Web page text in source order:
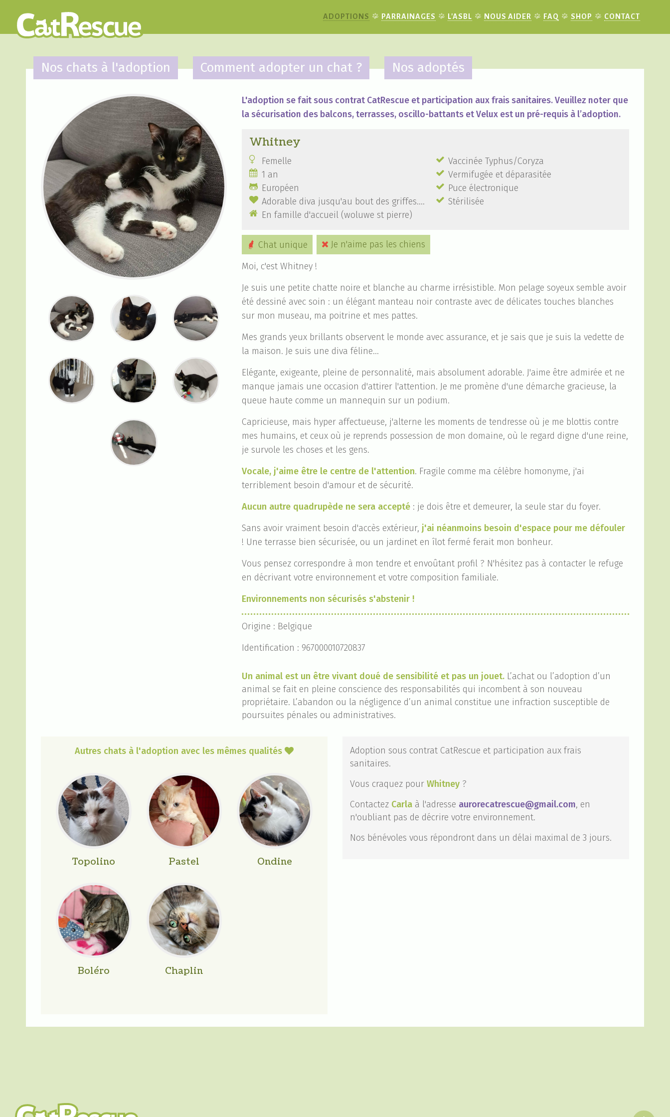
ADOPTIONS PARRAINAGES L'ASBL NOUS AIDER FAQ SHOP CONTACT
Nos chats à l'adoption Comment adopter un chat ? Nos adoptés
L'adoption se fait sous contrat CatRescue et participation aux frais sanitaires. Veuillez noter que
la sécurisation des balcons, terrasses, oscillo-battants et Velux est un pré-requis à l’adoption.
Whitney
 Femelle  Vaccinée Typhus/Coryza
 1 an  Vermifugée et déparasitée
 Européen  Puce électronique
 Adorable diva jusqu'au bout des griffes....  Stérilisée
 En famille d'accueil (woluwe st pierre)
Chat unique  Je n'aime pas les chiens
Moi, c'est Whitney !
Je suis une petite chatte noire et blanche au charme irrésistible. Mon pelage soyeux semble avoir
été dessiné avec soin : un élégant manteau noir contraste avec de délicates touches blanches
sur mon museau, ma poitrine et mes pattes.
Mes grands yeux brillants observent le monde avec assurance, et je sais que je suis la vedette de
la maison. Je suis une diva féline...
Elégante, exigeante, pleine de personnalité, mais absolument adorable. J'aime être admirée et ne
manque jamais une occasion d'attirer l'attention. Je me promène d'une démarche gracieuse, la
queue haute comme un mannequin sur un podium.
Capricieuse, mais hyper affectueuse, j'alterne les moments de tendresse où je me blottis contre
mes humains, et ceux où je reprends possession de mon domaine, où le regard digne d'une reine,
je survole les choses et les gens.
Vocale, j'aime être le centre de l'attention. Fragile comme ma célèbre homonyme, j'ai
terriblement besoin d'amour et de sécurité.
Aucun autre quadrupède ne sera accepté : je dois être et demeurer, la seule star du foyer.
Sans avoir vraiment besoin d'accès extérieur, j'ai néanmoins besoin d'espace pour me défouler
! Une terrasse bien sécurisée, ou un jardinet en îlot fermé ferait mon bonheur.
Vous pensez correspondre à mon tendre et envoûtant profil ? N'hésitez pas à contacter le refuge
en décrivant votre environnement et votre composition familiale.
Environnements non sécurisés s'abstenir !
Origine : Belgique
Identification : 967000010720837
Un animal est un être vivant doué de sensibilité et pas un jouet. L’achat ou l’adoption d’un
animal se fait en pleine conscience des responsabilités qui incombent à son nouveau
propriétaire. L’abandon ou la négligence d’un animal constitue une infraction susceptible de
poursuites pénales ou administratives.
Autres chats à l'adoption avec les mêmes qualités 
Topolino Pastel Ondine
Boléro Chaplin
Adoption sous contrat CatRescue et participation aux frais
sanitaires.
Vous craquez pour Whitney ?
Contactez Carla à l'adresse aurorecatrescue@gmail.com, en
n'oubliant pas de décrire votre environnement.
Nos bénévoles vous répondront dans un délai maximal de 3 jours.